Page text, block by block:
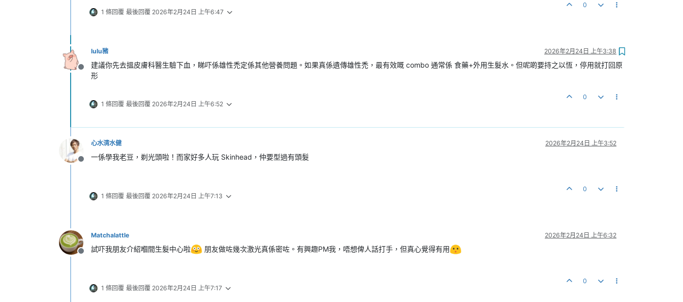
1 條回覆 最後回覆 2026年2月24日 上午6:47
0
離線
lulu豬 2026年2月24日 上午3:38
建議你先去搵皮膚科醫生驗下血，睇吓係雄性禿定係其他營養問題。如果真係遺傳雄性禿，最有效嘅 combo 通常係 食藥+外用生髮水。但呢啲要持之以恆，停用就打回原
形
1 條回覆 最後回覆 2026年2月24日 上午6:52
0
離線
心水清水健 2026年2月24日 上午3:52
一係學我老豆，剃光頭啦！而家好多人玩 Skinhead，仲要型過有頭髮
1 條回覆 最後回覆 2026年2月24日 上午7:13
0
離線
Matchalattle 2026年2月24日 上午6:32
試吓我朋友介紹嗰間生髮中心啦 朋友做咗幾次激光真係密咗。有興趣PM我，唔想俾人話打手，但真心覺得有用
1 條回覆 最後回覆 2026年2月24日 上午7:17
0